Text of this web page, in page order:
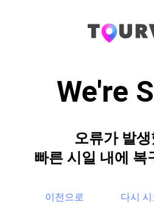
We're
오류가 발
빠른 시일 내에 복
이전으로 다시 시